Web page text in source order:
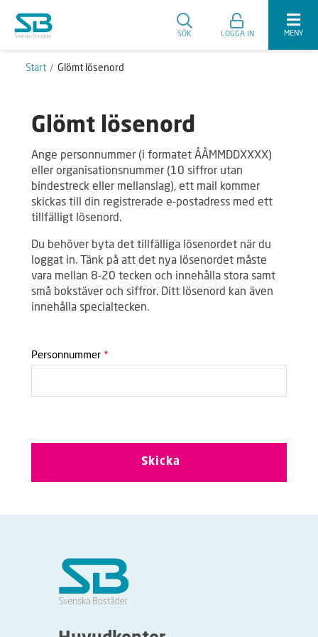
SÖK LOGGA IN MENY
Start Glömt lösenord
Glömt lösenord
Ange personnummer (i formatet ÅÅMMDDXXXX)
eller organisationsnummer (10 siffror utan
bindestreck eller mellanslag), ett mail kommer
skickas till din registrerade e-postadress med ett
tillfälligt lösenord.
Du behöver byta det tillfälliga lösenordet när du
loggat in. Tänk på att det nya lösenordet måste
vara mellan 8-20 tecken och innehålla stora samt
små bokstäver och siffror. Ditt lösenord kan även
innehålla specialtecken.
Personnummer *